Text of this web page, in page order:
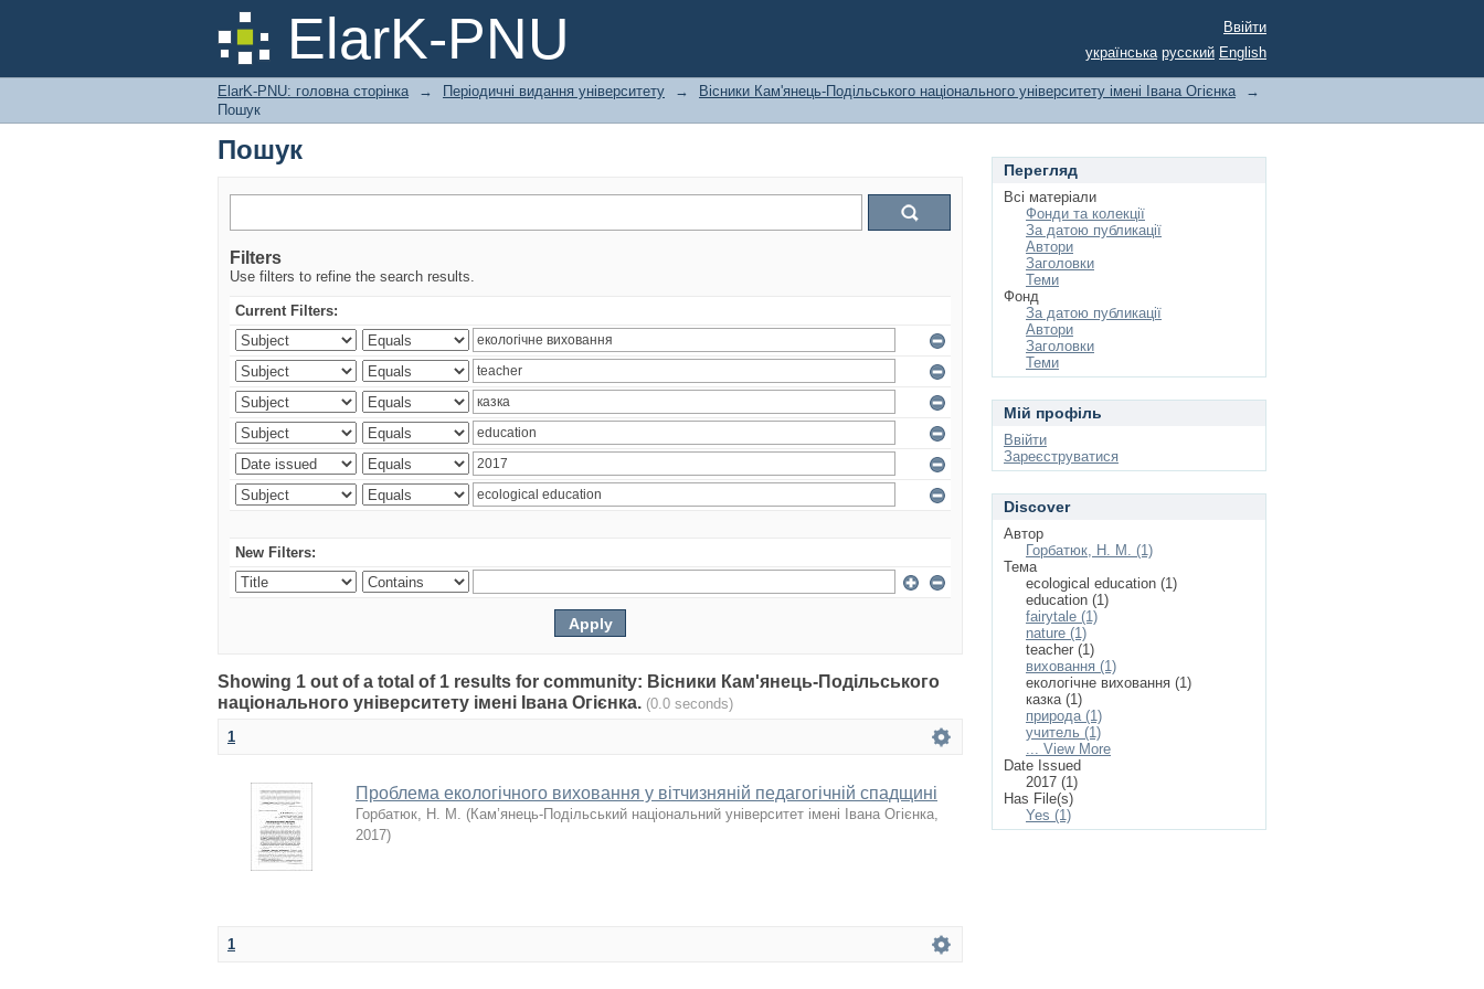
ElarK-PNU
Пошук
Ввійти
українська русский English
ElarK-PNU: головна сторінка → Періодичні видання університету → Вісники Кам'янець-Подільського національного університету імені Івана Огієнка
→
Пошук
Пошук
Filters
Use filters to refine the search results.
Current Filters:
New Filters:
Showing 1 out of a total of 1 results for community: Вісники Кам'янець-Подільського
національного університету імені Івана Огієнка. (0.0 seconds)
1
Проблема екологічного виховання у вітчизняній педагогічній спадщині
Горбатюк, Н. М. (Кам’янець-Подільський національний університет імені Івана Огієнка,
2017)
1
Перегляд
Всі матеріали
Фонди та колекції
За датою публикації
Автори
Заголовки
Теми
Фонд
За датою публикації
Автори
Заголовки
Теми
Мій профіль
Ввійти
Зареєструватися
Discover
Автор
Горбатюк, Н. М. (1)
Тема
ecological education (1)
education (1)
fairytale (1)
nature (1)
teacher (1)
виховання (1)
екологічне виховання (1)
казка (1)
природа (1)
учитель (1)
... View More
Date Issued
2017 (1)
Has File(s)
Yes (1)